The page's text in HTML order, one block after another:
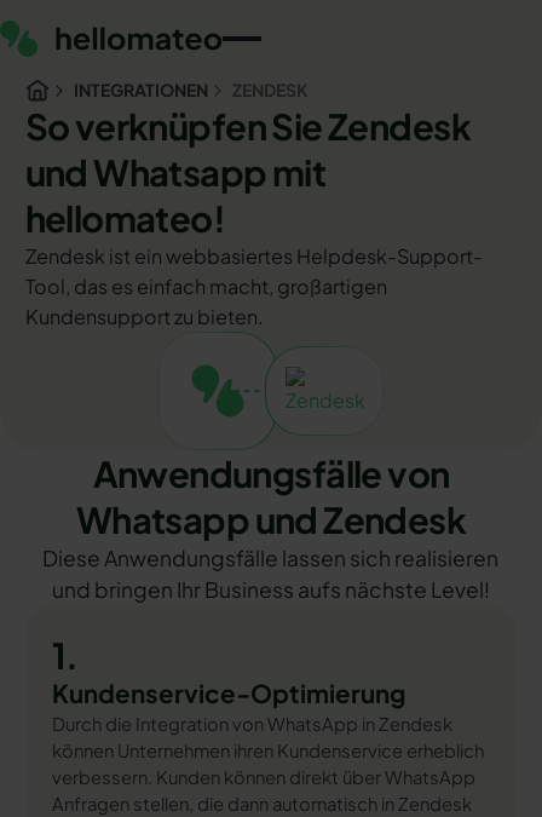
INTEGRATIONEN ZENDESK
So verknüpfen Sie Zendesk
und Whatsapp mit
hellomateo!
Zendesk ist ein webbasiertes Helpdesk-Support-
Tool, das es einfach macht, großartigen
Kundensupport zu bieten.
Anwendungsfälle von
Whatsapp und Zendesk
Diese Anwendungsfälle lassen sich realisieren
und bringen Ihr Business aufs nächste Level!
1.
Kundenservice-Optimierung
Durch die Integration von WhatsApp in Zendesk
können Unternehmen ihren Kundenservice erheblich
verbessern. Kunden können direkt über WhatsApp
Anfragen stellen, die dann automatisch in Zendesk